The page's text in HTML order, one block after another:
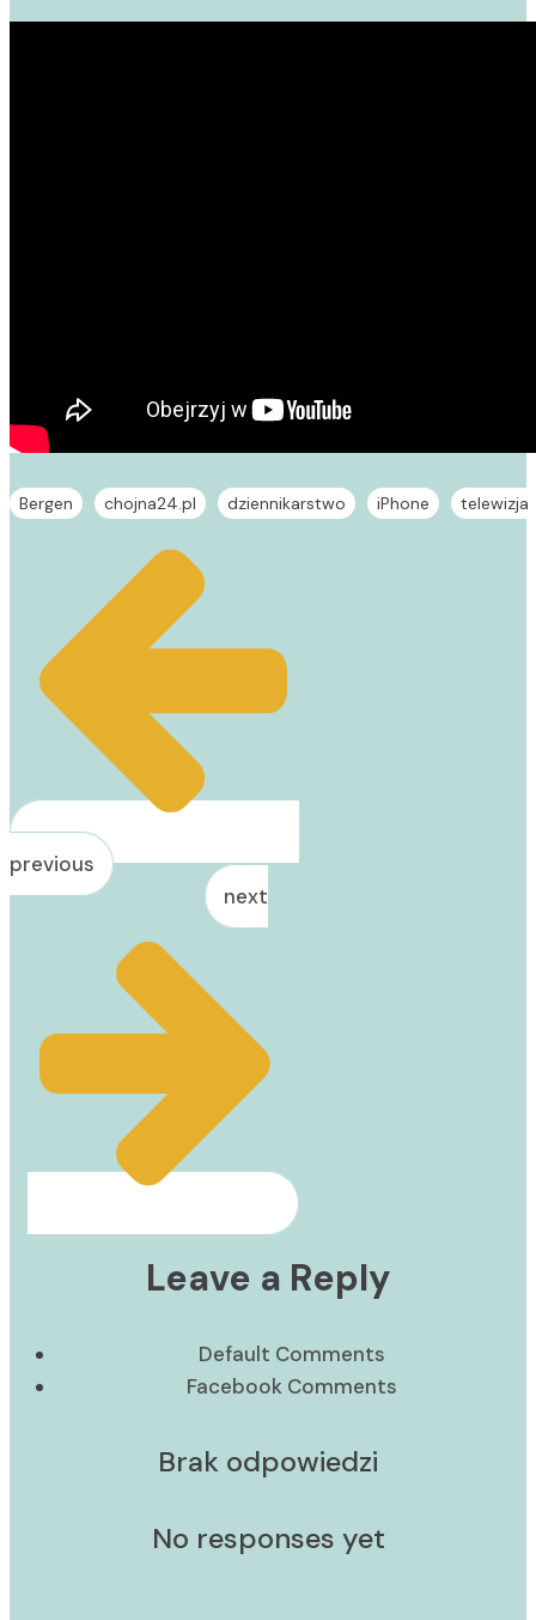
Bergen chojna24.pl dziennikarstwo iPhone telewizja
previous
next
Leave a Reply
Default Comments
Facebook Comments
Brak odpowiedzi
No responses yet